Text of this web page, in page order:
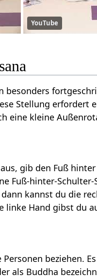
YouTube
besonders
Stellung erfordert
eine kleine
gib den Fuß
Fuß-hinter-
kannst du die
linke Hand gibst du
beziehen.
als Buddha